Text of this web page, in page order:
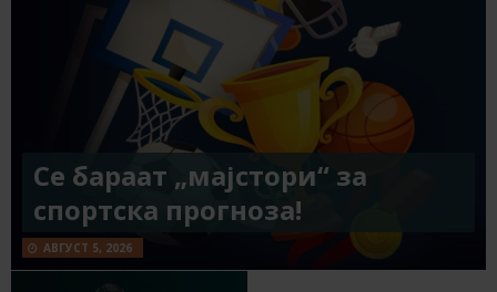
Се бараат „мајстори“ за
спортска прогноза!
АВГУСТ 5, 2026